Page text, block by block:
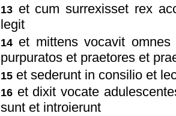
13 et cum surrexisset rex
legit
14 et mittens vocavit
purpuratos et praetores et
15 et sederunt in consilio et
16 et dixit vocate
sunt et introierunt